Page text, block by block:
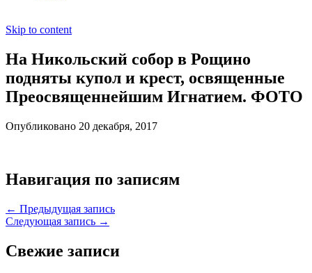
Skip to content
На Никольский собор в Рощино
подняты купол и крест, освященные
Преосвященнейшим Игнатием. ФОТО
Опубликовано 20 декабря, 2017
Навигация по записям
← Предыдущая запись
Следующая запись →
Свежие записи